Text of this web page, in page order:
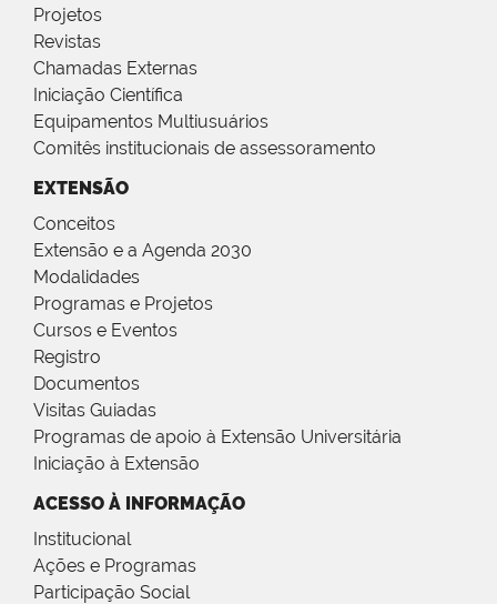
Projetos
Revistas
Chamadas Externas
Iniciação Científica
Equipamentos Multiusuários
Comitês institucionais de assessoramento
EXTENSÃO
Conceitos
Extensão e a Agenda 2030
Modalidades
Programas e Projetos
Cursos e Eventos
Registro
Documentos
Visitas Guiadas
Programas de apoio à Extensão Universitária
Iniciação à Extensão
ACESSO À INFORMAÇÃO
Institucional
Ações e Programas
Participação Social